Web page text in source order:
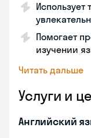
Использует
Помогает
изучении
Читать дальше
Услуги и
Английский